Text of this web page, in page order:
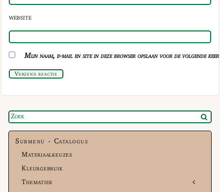
WEBSITE
Mijn naam, e-mail en site in deze browser opslaan voor de volgende
Verzend reactie
Submenu - Catalogus
Materiaalkeuzes
Kleurgebruik
Thematiek